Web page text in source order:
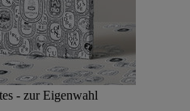
- zur Eigenwahl